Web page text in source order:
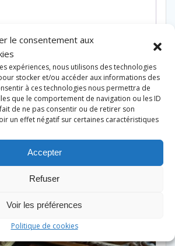
le consentement aux
expériences, nous utilisons des technologies
stocker et/ou accéder aux informations des
à ces technologies nous permettra de
que le comportement de navigation ou les ID
de ne pas consentir ou de retirer son
un effet négatif sur certaines caractéristiques
Accepter
Refuser
Voir les préférences
Politique de cookies
similaires